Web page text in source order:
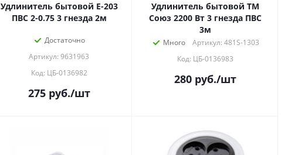
Удлинитель бытовой Е-203
ПВС 2-0.75 3 гнезда 2м
Достаточно
Артикул: 9631963
Код: ЦБ-0136982
275руб./шт
Удлинитель бытовой ТМ
Союз 2200 Вт 3 гнезда ПВС
3м
Много
Артикул: 481S-1303
Код: ЦБ-0136983
280руб./шт